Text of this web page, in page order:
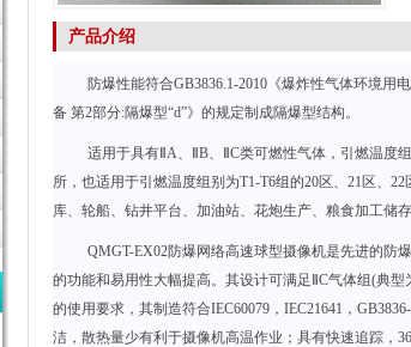
产品介绍
防爆性能符合GB3836.1-2010《爆炸性气体环境用
备 第2部分:隔爆型“d”》的规定制成隔爆型结构。
适用于具有ⅡA、ⅡB、ⅡC类可燃性气体，引燃温度
所，也适用于引燃温度组别为T1-T6组的20区、21区、
库、轮船、钻井平台、加油站、花炮生产、粮食加工储存
QMGT-EX02防爆网络高速球型摄像机是先进的防
的功能和易用性大幅提高。其设计可满足ⅡC气体组(典
的使用要求，其制造符合IEC60079，IEC21641，
洁，散热量少有利于摄像机高温作业；具有快速追踪，